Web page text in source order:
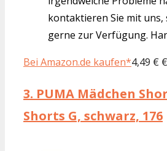
kontaktieren Sie mit
gerne zur Verfügung.
Bei Amazon.de kaufen*4,49 € €
3. PUMA Mädchen
Shorts G, schwarz, 176